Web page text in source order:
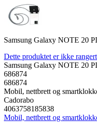
Samsung Galaxy NOTE 20
Dette produktet er ikke
Samsung Galaxy NOTE 20
686874
686874
Mobil, nettbrett og
Cadorabo
4063758185838
Mobil, nettbrett og